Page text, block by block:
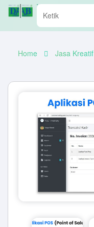
Home Jasa Kreatif